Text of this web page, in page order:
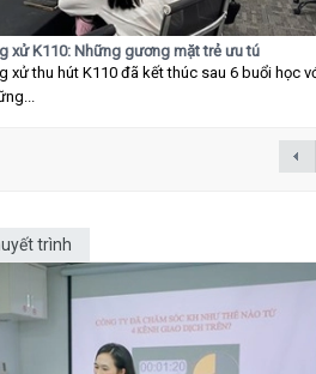
xử K110: Những gương mặt trẻ ưu tú
xử thu hút K110 đã kết thúc sau 6 buổi học
trình